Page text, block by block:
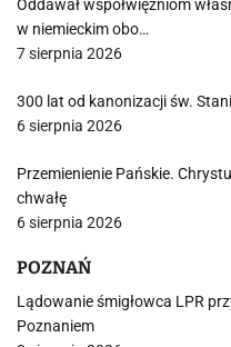
Oddawał współwięźniom
w niemieckim obo…
7 sierpnia 2026
300 lat od kanonizacji św.
6 sierpnia 2026
Przemienienie Pańskie.
chwałę
6 sierpnia 2026
POZNAŃ
Lądowanie śmigłowca LPR
Poznaniem